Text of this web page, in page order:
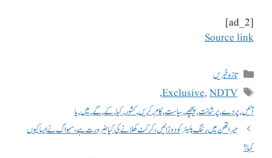
[ad_2]
Source link
تازہ خبریں
Exclusive,NDTV
,
آئیں,پردے,پرشانت,پیچھے,سیاست,کام,کریں,کشور,کیا,کے,گے,میں,یا
میراتھن میں رننگ پلیئر کو دوڑائیں، کرکٹ کھلانے کی کیا ضرورت ہے، سہواگ نے ایسا کیوں
کہا؟